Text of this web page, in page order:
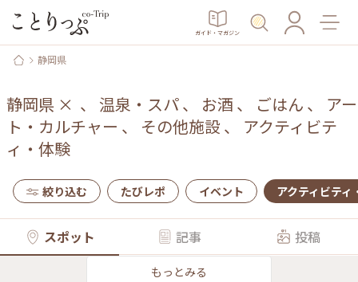
ガイド・マガジン
静岡県
静岡県 × 、 温泉・スパ、 お酒 、 ごはん 、 アー
ト・カルチャー 、 その他施設、 アクティビテ
ィ・体験
絞り込む たびレポ イベント アクティビティ
スポット 記事 投稿
もっとみる